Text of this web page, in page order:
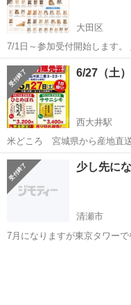
大田区
7/1日～参加受付開始します
全予約制です。 遠方のご家族
す。 主催者さまのInstagramをご確認の上、ホームページ最下部のお
問い合...
東京 大田区 展示会
6/27（土
西大井駅
米どころ 宮城県から産地直
トメボレ 宮城の名米 ササニ
この機会をお見逃しなく。
東京 西大井駅
少し先に
清瀬市
7月になりますが東京タワー